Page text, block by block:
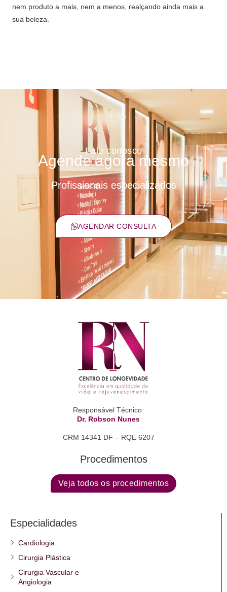
nem produto a mais, nem a menos, realçando ainda mais a
sua beleza.
Fale conosco
Agende agora mesmo
Profissionais especializados
AGENDAR CONSULTA
Responsável Técnico:
Dr. Robson Nunes
CRM 14341 DF – RQE 6207
Procedimentos
Veja todos os procedimentos
Especialidades
Cardiologia
Cirurgia Plástica
Cirurgia Vascular e
Angiologia